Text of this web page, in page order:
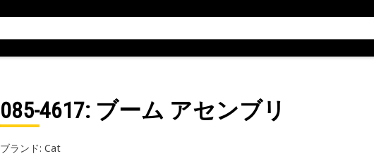
085-4617: ブーム アセンブリ
ブランド: Cat